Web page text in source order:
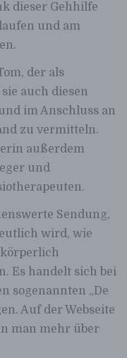
dieser Gehhilfe
und am
der als
auch diesen
im Anschluss an
zu vermitteln.
außerdem
und
Sendung,
wird, wie
Es handelt sich bei
sogenannten „De
Auf der Webseite
man mehr über